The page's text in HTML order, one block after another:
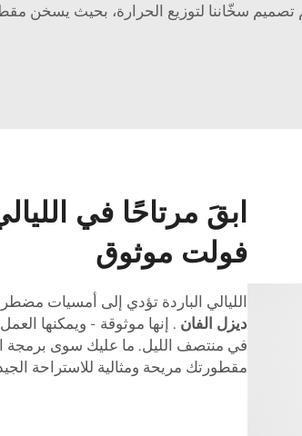
تصميم سخّاننا لتوزيع الحرارة، بحيث يسخن
فولت موثوق
الليالي الباردة تؤدي إلى أمسيات
ديزل الفان . إنها موثوقة - ويمكنها
في منتصف الليل. ما عليك سوى برمجة
مقطورتك مريحة ومثالية للاستراحة